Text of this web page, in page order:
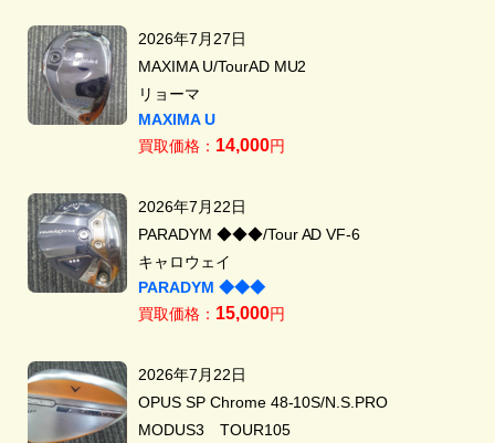
2026年7月27日
MAXIMA U/TourAD MU2
リョーマ
MAXIMA U
買取価格： 14,000円
2026年7月22日
PARADYM ◆◆◆/Tour AD VF-6
キャロウェイ
PARADYM ◆◆◆
買取価格： 15,000円
2026年7月22日
OPUS SP Chrome 48-10S/N.S.PRO
MODUS3 TOUR105